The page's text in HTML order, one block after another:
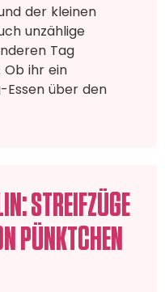
der kleinen
unzählige
Tag
Ob ihr ein
über den
STREIFZÜGE
PÜNKTCHEN